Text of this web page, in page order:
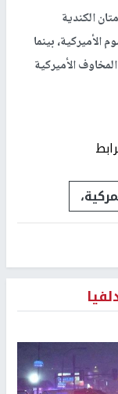
الكندية
بينما
الأميركية